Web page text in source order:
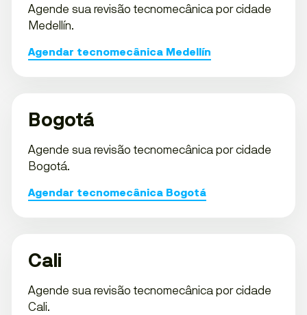
Agende sua revisão tecnomecânica por cidade
Medellín.
Agendar tecnomecânica Medellín
Bogotá
Agende sua revisão tecnomecânica por cidade
Bogotá.
Agendar tecnomecânica Bogotá
Cali
Agende sua revisão tecnomecânica por cidade
Cali.